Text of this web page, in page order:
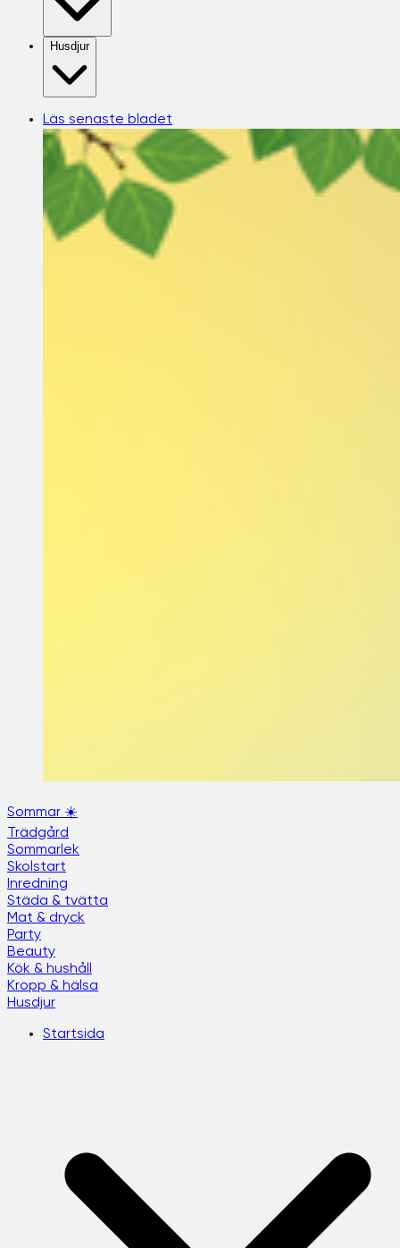
Husdjur
Läs senaste bladet
Sommar ☀️
Trädgård
Sommarlek
Skolstart
Inredning
Städa & tvätta
Mat & dryck
Party
Beauty
Kök & hushåll
Kropp & hälsa
Husdjur
Startsida